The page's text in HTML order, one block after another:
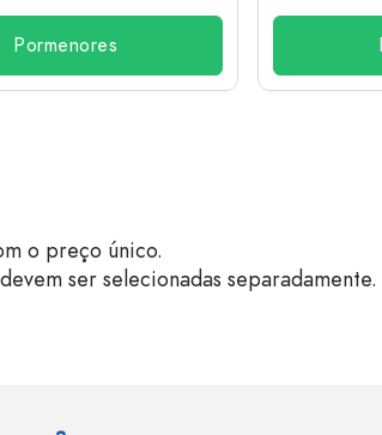
Pormenores
o preço único.
ser selecionadas